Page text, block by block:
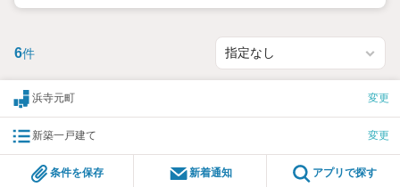
6件
浜寺元町 変更
新築一戸建て 変更
条件を保存 新着通知 アプリで探す